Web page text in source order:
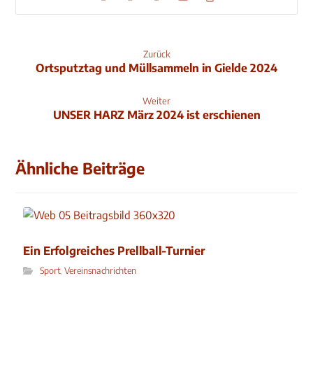
Zurück
Ortsputztag und Müllsammeln in Gielde 2024
Weiter
UNSER HARZ März 2024 ist erschienen
Ähnliche Beiträge
Ein Erfolgreiches Prellball-Turnier
Sport,Vereinsnachrichten